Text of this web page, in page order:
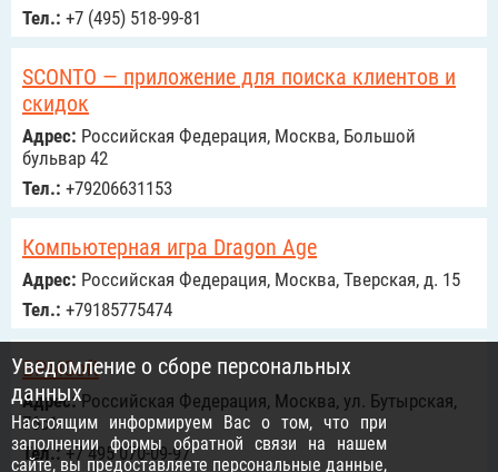
Тел.: +7 (495) 518-99-81
SCONTO — приложение для поиска клиентов и
скидок
Адрес: Российcкая Федерация, Москва, Большой
бульвар 42
Тел.: +79206631153
Компьютерная игра Dragon Age
Адрес: Российcкая Федерация, Москва, Тверская, д. 15
Тел.: +79185775474
BPMSoft
Адрес:Российcкая Федерация, Москва, ул. Бутырская,
76с1
Тел.:+7 495 070-09-97
Уведомление о сборе персональных
данных
Настоящим информируем Вас о том, что при
заполнении формы обратной связи на нашем
сайте, вы предоставляете персональные данные,